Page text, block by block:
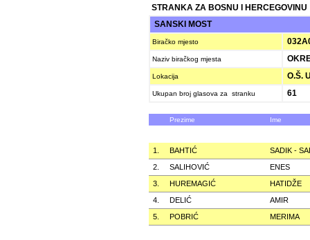
STRANKA ZA BOSNU I HERCEGOVINU
SANSKI MOST
Biračko mjesto
Naziv biračkog mjesta
Lokacija O.Š.
Ukupan broj glasova za stranku 61
Prezime Ime
1. BAHTIĆ
SADIK -
2.
SALIHOVIĆ
ENES
3.
HUREMAGIĆ
HATIDŽE
4.
DELIĆ
AMIR
5.
POBRIĆ MERIMA